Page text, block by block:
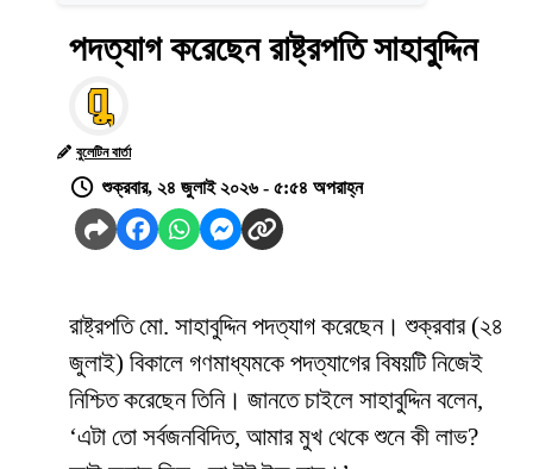
পদত্যাগ করেছেন রাষ্ট্রপতি সাহাবুদ্দিন
বুলেটিন বার্তা
শুক্রবার, ২৪ জুলাই ২০২৬ - ৫:৫৪ অপরাহ্ন
রাষ্ট্রপতি মো. সাহাবুদ্দিন পদত্যাগ করেছেন। শুক্রবার (২৪
জুলাই) বিকালে গণমাধ্যমকে পদত্যাগের বিষয়টি নিজেই
নিশ্চিত করেছেন তিনি। জানতে চাইলে সাহাবুদ্দিন বলেন,
‘এটা তো সর্বজনবিদিত, আমার মুখ থেকে শুনে কী লাভ?